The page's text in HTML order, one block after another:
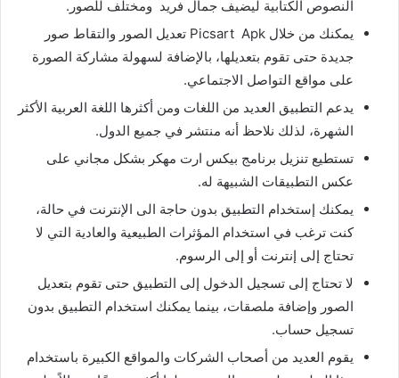
النصوص الكتابية ليضيف جمال فريد ومختلف للصور.
يمكنك من خلال Picsart Apk تعديل الصور والتقاط صور
جديدة حتى تقوم بتعديلها، بالإضافة لسهولة مشاركة الصورة
على مواقع التواصل الاجتماعي.
يدعم التطبيق العديد من اللغات ومن أكثرها اللغة العربية الأكثر
الشهرة، لذلك نلاحظ أنه منتشر في جميع الدول.
تستطيع تنزيل برنامج بيكس ارت مهكر بشكل مجاني على
عكس التطبيقات الشبيهة له.
يمكنك إستخدام التطبيق بدون حاجة الى الإنترنت في حالة،
كنت ترغب في استخدام المؤثرات الطبيعية والعادية التي لا
تحتاج إلى إنترنت أو إلى الرسوم.
لا تحتاج إلى تسجيل الدخول إلى التطبيق حتى تقوم بتعديل
الصور وإضافة ملصقات، بينما يمكنك استخدام التطبيق بدون
تسجيل حساب.
يقوم العديد من أصحاب الشركات والمواقع الكبيرة باستخدام